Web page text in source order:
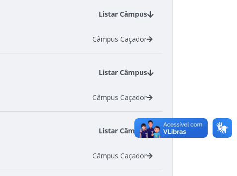
Listar Câmpus
Câmpus Caçador
Listar Câmpus
Câmpus Caçador
Listar Câmpus
Câmpus Caçador